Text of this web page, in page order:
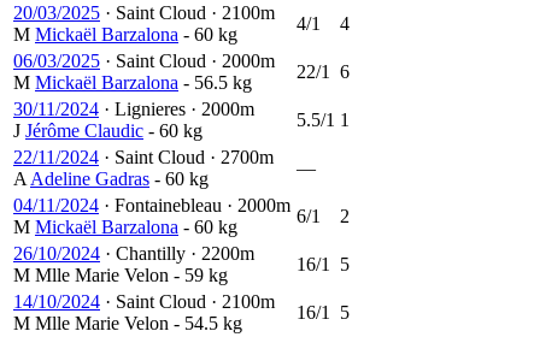
20/03/2025 · Saint Cloud · 2100m
M Mickaël Barzalona - 60 kg
4/1
4
06/03/2025 · Saint Cloud · 2000m
M Mickaël Barzalona - 56.5 kg
22/1
6
30/11/2024 · Lignieres · 2000m
J Jérôme Claudic - 60 kg
5.5/1 1
22/11/2024 · Saint Cloud · 2700m
A Adeline Gadras - 60 kg
—
04/11/2024 · Fontainebleau · 2000m
M Mickaël Barzalona - 60 kg
6/1
2
26/10/2024 · Chantilly · 2200m
M Mlle Marie Velon - 59 kg
16/1
5
14/10/2024 · Saint Cloud · 2100m
M Mlle Marie Velon - 54.5 kg
16/1
5